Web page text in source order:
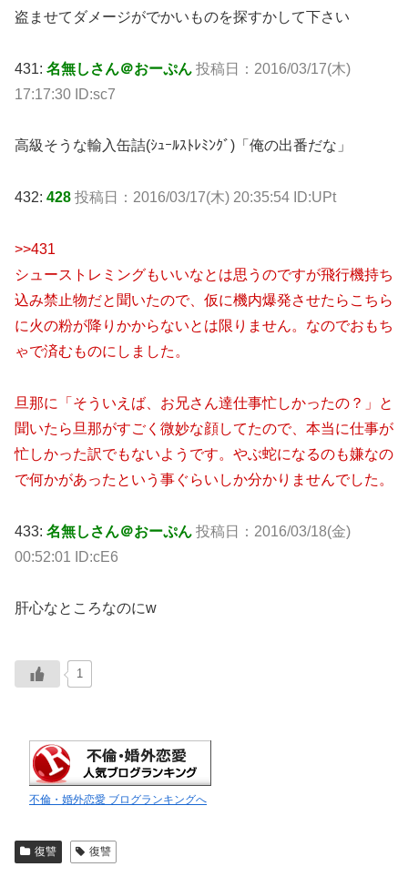
盗ませてダメージがでかいものを探すかして下さい
431: 名無しさん＠おーぷん 投稿日：2016/03/17(木)
17:17:30 ID:sc7
高級そうな輸入缶詰(ｼｭｰﾙｽﾄﾚﾐﾝｸﾞ)「俺の出番だな」
432: 428 投稿日：2016/03/17(木) 20:35:54 ID:UPt
>>431
シューストレミングもいいなとは思うのですが飛行機持ち
込み禁止物だと聞いたので、仮に機内爆発させたらこちら
に火の粉が降りかからないとは限りません。なのでおもち
ゃで済むものにしました。
旦那に「そういえば、お兄さん達仕事忙しかったの？」と
聞いたら旦那がすごく微妙な顔してたので、本当に仕事が
忙しかった訳でもないようです。やぶ蛇になるのも嫌なの
で何かがあったという事ぐらいしか分かりませんでした。
433: 名無しさん＠おーぷん 投稿日：2016/03/18(金)
00:52:01 ID:cE6
肝心なところなのにw
1
不倫・婚外恋愛 ブログランキングへ
復讐 復讐